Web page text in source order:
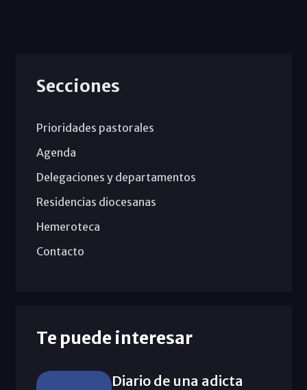
Secciones
Prioridades pastorales
Agenda
Delegaciones y departamentos
Residencias diocesanas
Hemeroteca
Contacto
Te puede interesar
Diario de una adicta